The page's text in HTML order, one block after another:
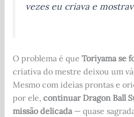
vezes eu criava e
O problema é que Toriyama se
criativa do mestre deixou um
Mesmo com ideias prontas e
por ele, continuar Dragon Ball
missão delicada— quase